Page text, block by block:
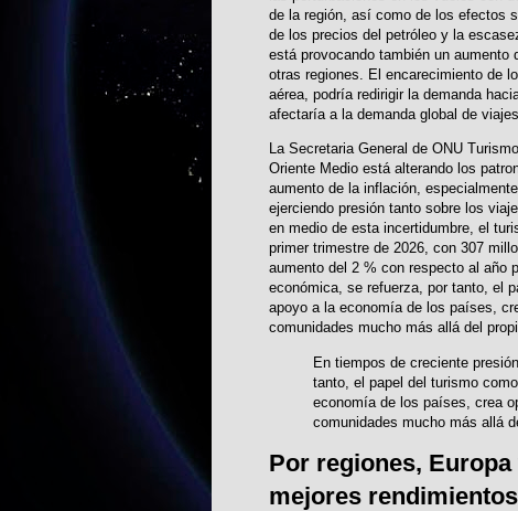
de la región, así como de los efectos
de los precios del petróleo y la
está provocando también un
otras regiones. El encarecimiento de
aérea, podría redirigir la demanda
afectaría a la demanda global de
La Secretaria General de ONU
Oriente Medio está alterando los
aumento de la inflación,
ejerciendo presión tanto sobre los
en medio de esta incertidumbre, el
primer trimestre de 2026, con 307
aumento del 2 % con respecto al año
económica, se refuerza, por tanto, el
apoyo a la economía de los países,
comunidades mucho más allá del
En tiempos de creciente
tanto, el papel del turismo
economía de los países, crea
comunidades mucho más allá
Por regiones,
mejores